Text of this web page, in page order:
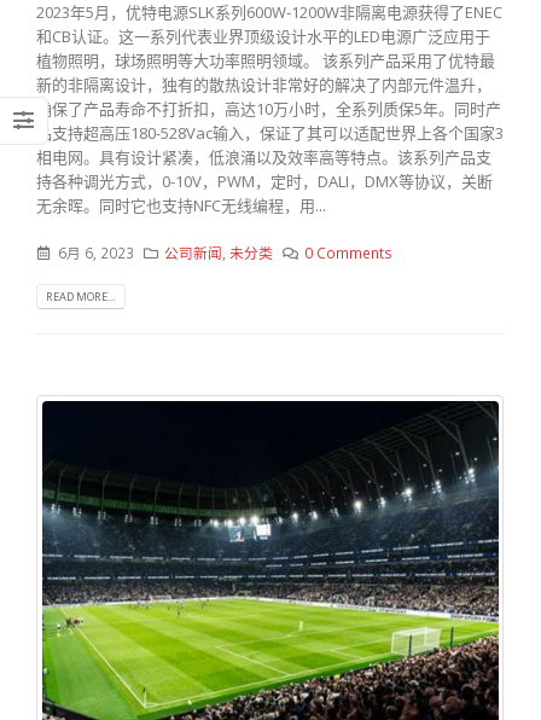
2023年5月，优特电源SLK系列600W-1200W非隔离电源获得了ENEC
和CB认证。这一系列代表业界顶级设计水平的LED电源广泛应用于
植物照明，球场照明等大功率照明领域。 该系列产品采用了优特最
新的非隔离设计，独有的散热设计非常好的解决了内部元件温升，
确保了产品寿命不打折扣，高达10万小时，全系列质保5年。同时产
品支持超高压180-528Vac输入，保证了其可以适配世界上各个国家3
相电网。具有设计紧凑，低浪涌以及效率高等特点。该系列产品支
持各种调光方式，0-10V，PWM，定时，DALI，DMX等协议，关断
无余晖。同时它也支持NFC无线编程，用...
6月 6, 2023 公司新闻 ,未分类 0 Comments
READ MORE...